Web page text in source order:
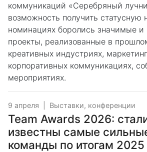
коммуникаций «Серебряный
возможность получить статусную
номинациях боролись значимые и
проекты, реализованные в
креативных индустриях,
корпоративных коммуникациях,
мероприятиях.
9 апреля Выставки, конференции
Team Awards 2026:
известны самые
команды по итогам 2025